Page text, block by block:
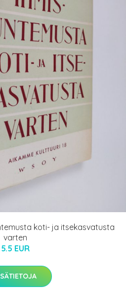
koti- ja itsekasvatusta
varten
5.5 EUR